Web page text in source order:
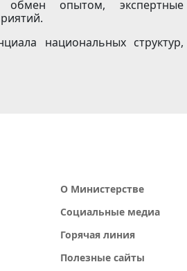
обмен опытом, экспертные
национальных структур,
О Министерстве
Социальные медиа
Горячая линия
Полезные сайты